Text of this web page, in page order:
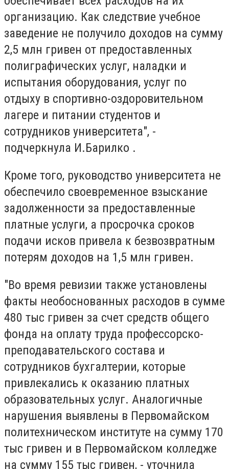
организацию. Как следствие учебное
заведение не получило доходов на сумму
2,5 млн гривен от предоставленных
полиграфических услуг, наладки и
испытания оборудования, услуг по
отдыху в спортивно-оздоровительном
лагере и питании студентов и
сотрудников университета", -
подчеркнула И.Барилко .
Кроме того, руководство университета не
обеспечило своевременное взыскание
задолженности за предоставленные
платные услуги, а просрочка сроков
подачи исков привела к безвозвратным
потерям доходов на 1,5 млн гривен.
"Во время ревизии также установлены
факты необоснованных расходов в сумме
480 тыс гривен за счет средств общего
фонда на оплату труда профессорско-
преподавательского состава и
сотрудников бухгалтерии, которые
привлекались к оказанию платных
образовательных услуг. Аналогичные
нарушения выявлены в Первомайском
политехническом институте на сумму 170
тыс гривен и в Первомайском колледже
на сумму 155 тыс гривен, - уточнила